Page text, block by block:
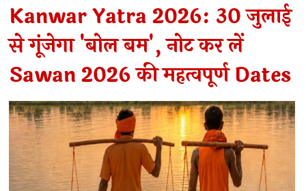
Kanwar Yatra 2026: 30 जुलाई
से गूंजेगा 'बोल बम', नोट कर लें
Sawan 2026 की महत्वपूर्ण Dates